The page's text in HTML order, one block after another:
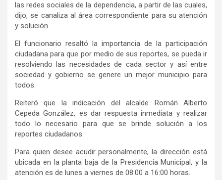
las redes sociales de la dependencia, a partir de las cuales,
dijo, se canaliza al área correspondiente para su atención
y solución.
El funcionario resaltó la importancia de la participación
ciudadana para que por medio de sus reportes, se pueda ir
resolviendo las necesidades de cada sector y así entre
sociedad y gobierno se genere un mejor municipio para
todos.
Reiteró que la indicación del alcalde Román Alberto
Cepeda González, es dar respuesta inmediata y realizar
todo lo necesario para que se brinde solución a los
reportes ciudadanos.
Para quien desee acudir personalmente, la dirección está
ubicada en la planta baja de la Presidencia Municipal, y la
atención es de lunes a viernes de 08:00 a 16:00 horas.